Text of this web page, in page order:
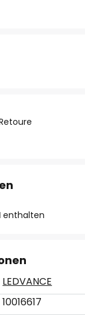
enthalten
LEDVANCE
10016617